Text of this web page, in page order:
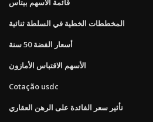
قائمة الأسهم بيتاس
المخططات الخطية في السلطة ثنائية
أسعار الفضة 50 سنة
الأسهم الاقتباس الأمازون
Cotação usdc
تأثير سعر الفائدة على الرهن العقاري